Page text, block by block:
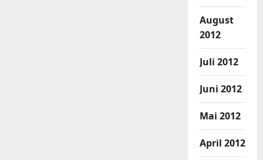
August
2012
Juli 2012
Juni 2012
Mai 2012
April 2012